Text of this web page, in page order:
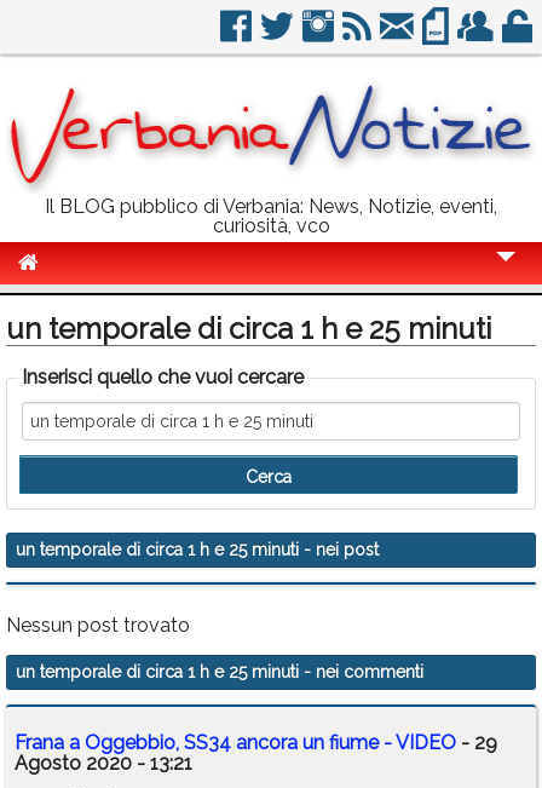
Il BLOG pubblico di Verbania: News, Notizie, eventi,
curiosità, vco
Politica
Sport
Eventi
Info Utili
Rubriche
Calendario
Annunci
un temporale di circa 1 h e 25 minuti
Inserisci quello che vuoi cercare
un temporale di circa 1 h e 25 minuti - nei post
Nessun post trovato
un temporale di circa 1 h e 25 minuti - nei commenti
Frana a Oggebbio, SS34 ancora un fiume - VIDEO - 29
Agosto 2020 - 13:21